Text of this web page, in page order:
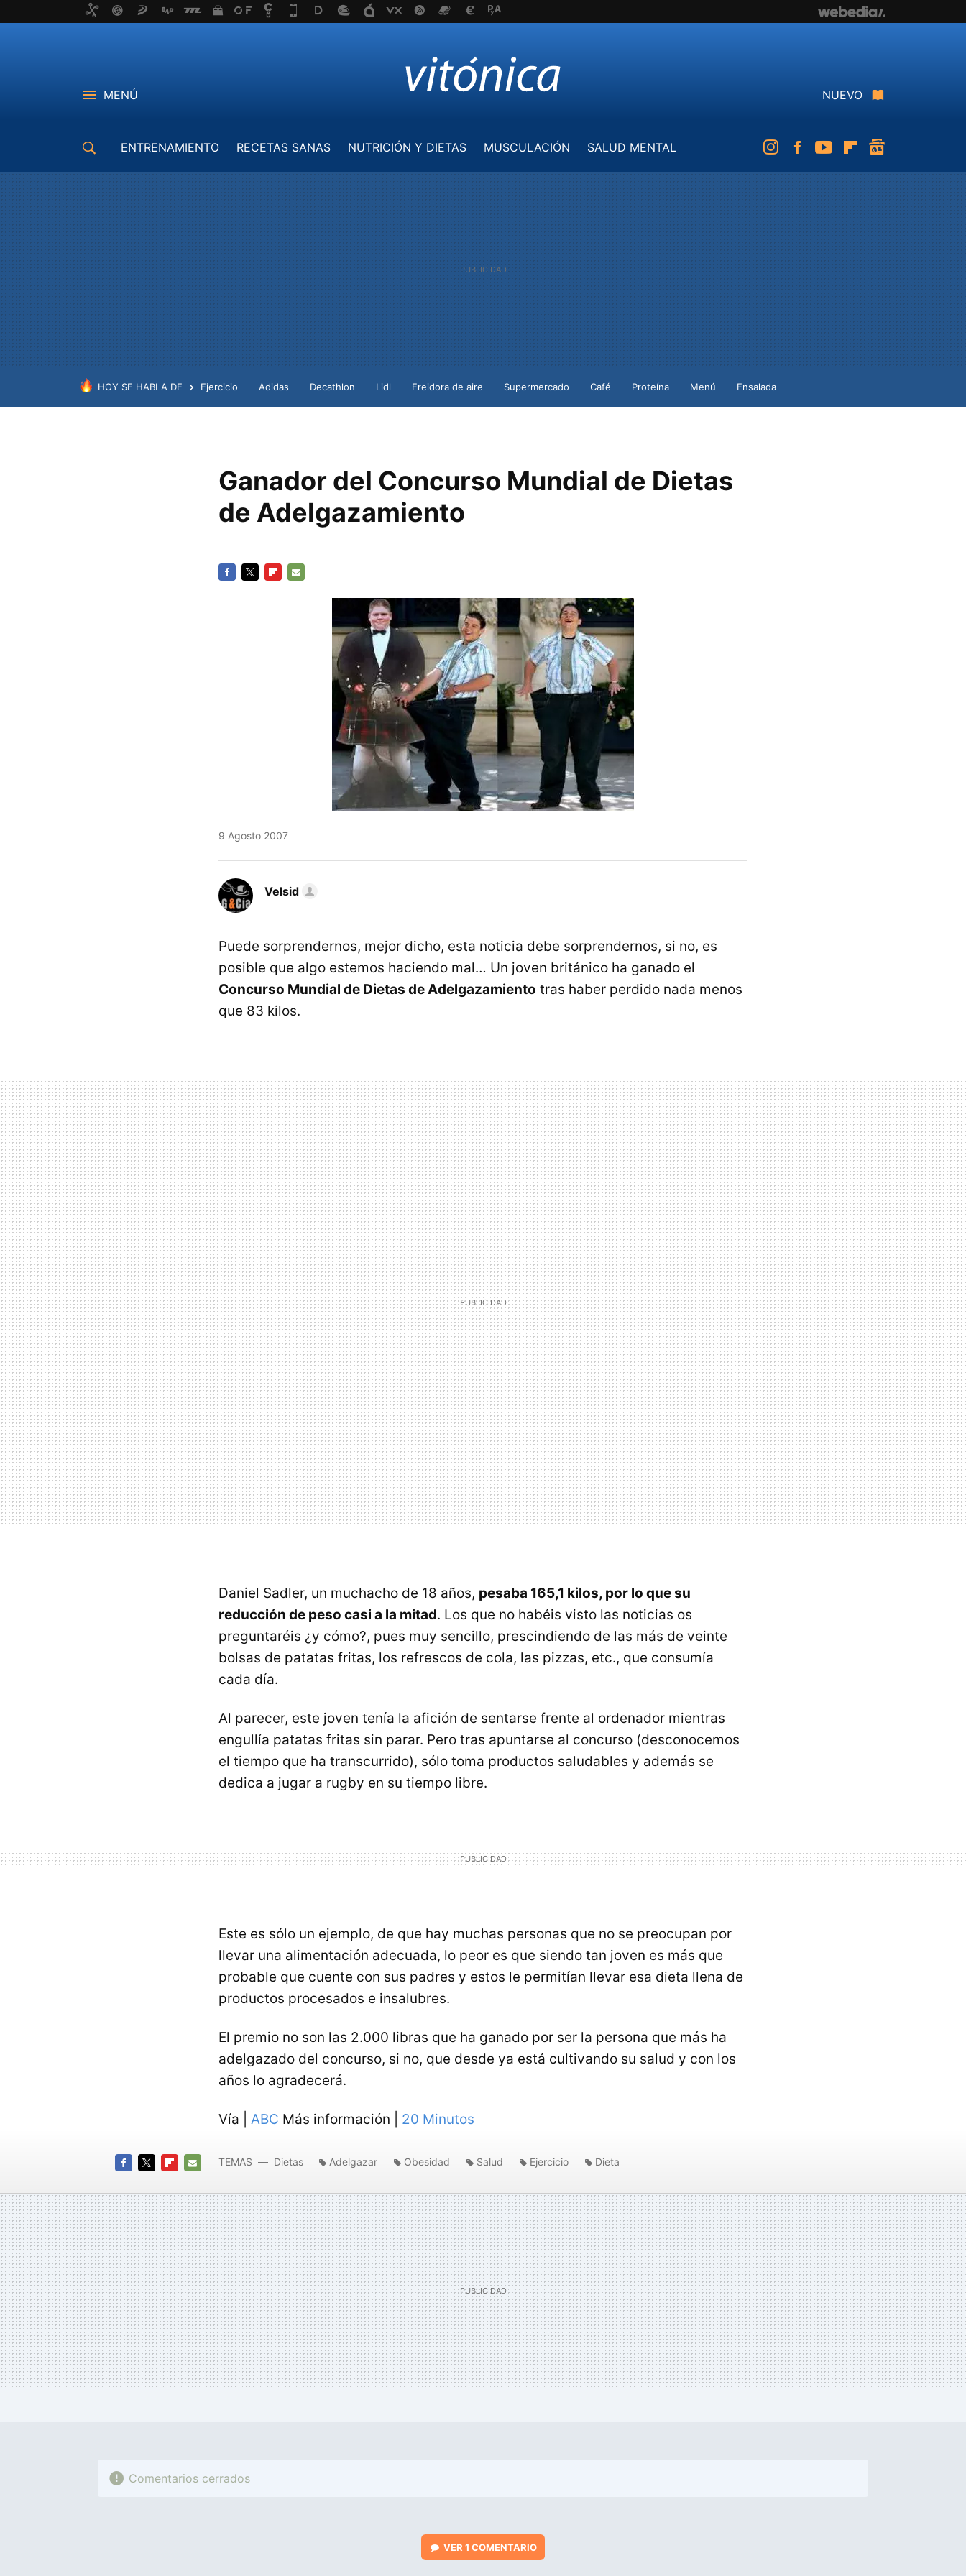
MENÚ NUEVO
ENTRENAMIENTO RECETAS SANAS NUTRICIÓN Y DIETAS MUSCULACIÓN
SALUD MENTAL
InstagramFacebookYoutubeFlipboard
HOY SE HABLA DE Ejercicio Adidas Decathlon Lidl Freidora de aire Supermercado Café Proteína Menú Ensalada
Ganador del Concurso Mundial de Dietas
de Adelgazamiento
9 Agosto 2007
Velsid
Puede sorprendernos, mejor dicho, esta noticia debe sorprendernos, si no, es
posible que algo estemos haciendo mal… Un joven británico ha ganado el
Concurso Mundial de Dietas de Adelgazamiento tras haber perdido nada menos
que 83 kilos.
Daniel Sadler, un muchacho de 18 años, pesaba 165,1 kilos, por lo que su
reducción de peso casi a la mitad. Los que no habéis visto las noticias os
preguntaréis ¿y cómo?, pues muy sencillo, prescindiendo de las más de veinte
bolsas de patatas fritas, los refrescos de cola, las pizzas, etc., que consumía
cada día.
Al parecer, este joven tenía la afición de sentarse frente al ordenador mientras
engullía patatas fritas sin parar. Pero tras apuntarse al concurso (desconocemos
el tiempo que ha transcurrido), sólo toma productos saludables y además se
dedica a jugar a rugby en su tiempo libre.
Este es sólo un ejemplo, de que hay muchas personas que no se preocupan por
llevar una alimentación adecuada, lo peor es que siendo tan joven es más que
probable que cuente con sus padres y estos le permitían llevar esa dieta llena de
productos procesados e insalubres.
El premio no son las 2.000 libras que ha ganado por ser la persona que más ha
adelgazado del concurso, si no, que desde ya está cultivando su salud y con los
años lo agradecerá.
Vía | ABC Más información | 20 Minutos
MAIL
TEMAS Dietas Adelgazar Obesidad Salud Ejercicio Dieta
Comentarios cerrados
VER 1 COMENTARIO